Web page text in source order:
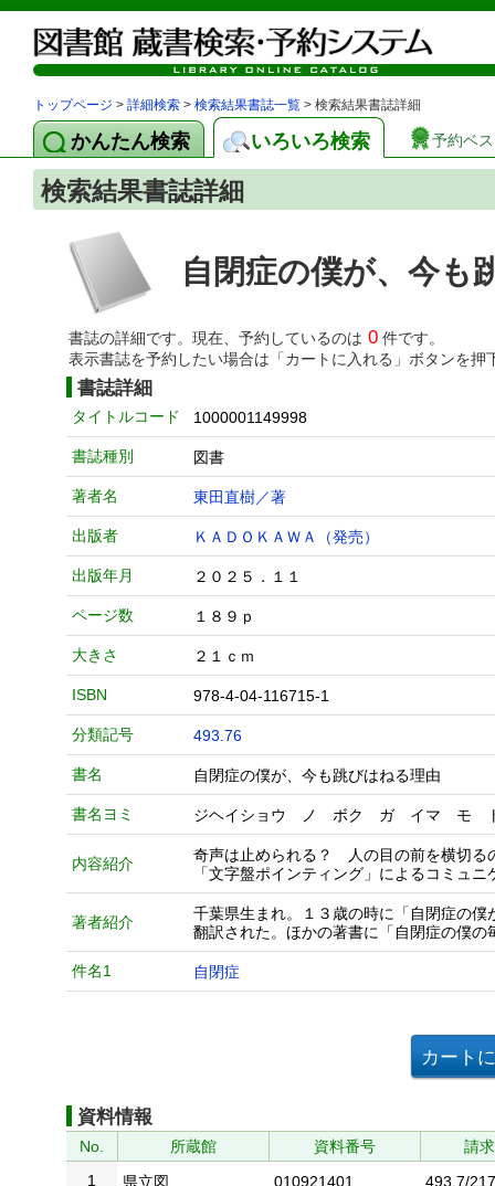
トップページ > 詳細検索 > 検索結果書誌一覧 > 検索結果書誌詳細
かんたん検索 いろいろ検索 予約ベ
検索結果書誌詳細
自閉症の僕が、今も
書誌の詳細です。現在、予約しているのは 0 件です。
表示書誌を予約したい場合は「カートに入れる」ボタンを押
書誌詳細
タイトルコード 1000001149998
書誌種別 図書
著者名 東田直樹／著
出版者 ＫＡＤＯＫＡＷＡ（発売）
出版年月 ２０２５．１１
ページ数 １８９ｐ
大きさ ２１ｃｍ
ISBN 978-4-04-116715-1
分類記号 493.76
書名 自閉症の僕が、今も跳びはねる理由
書名ヨミ ジヘイショウ ノ ボク ガ イマ モ
内容紹介
奇声は止められる？ 人の目の前を横切
「文字盤ポインティング」によるコミュ
著者紹介
千葉県生まれ。１３歳の時に「自閉症の
翻訳された。ほかの著書に「自閉症の僕の
件名1 自閉症
資料情報
No. 所蔵館 資料番号
請
1
県立図 010921401 493.7/